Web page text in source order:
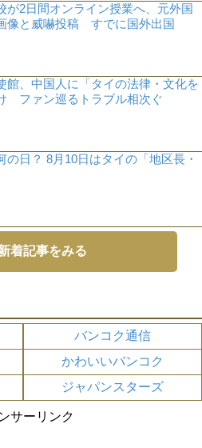
が2日間オンライン授業へ、元外国
像と威嚇投稿 すでに国外出国
館、中国人に「タイの法律・文化を
ファン巡るトラブル相次ぐ
の日？ 8月10日はタイの「地区長・
着記事をみる
バンコク通信
かわいいバンコク
ジャパンスターズ
サーリンク